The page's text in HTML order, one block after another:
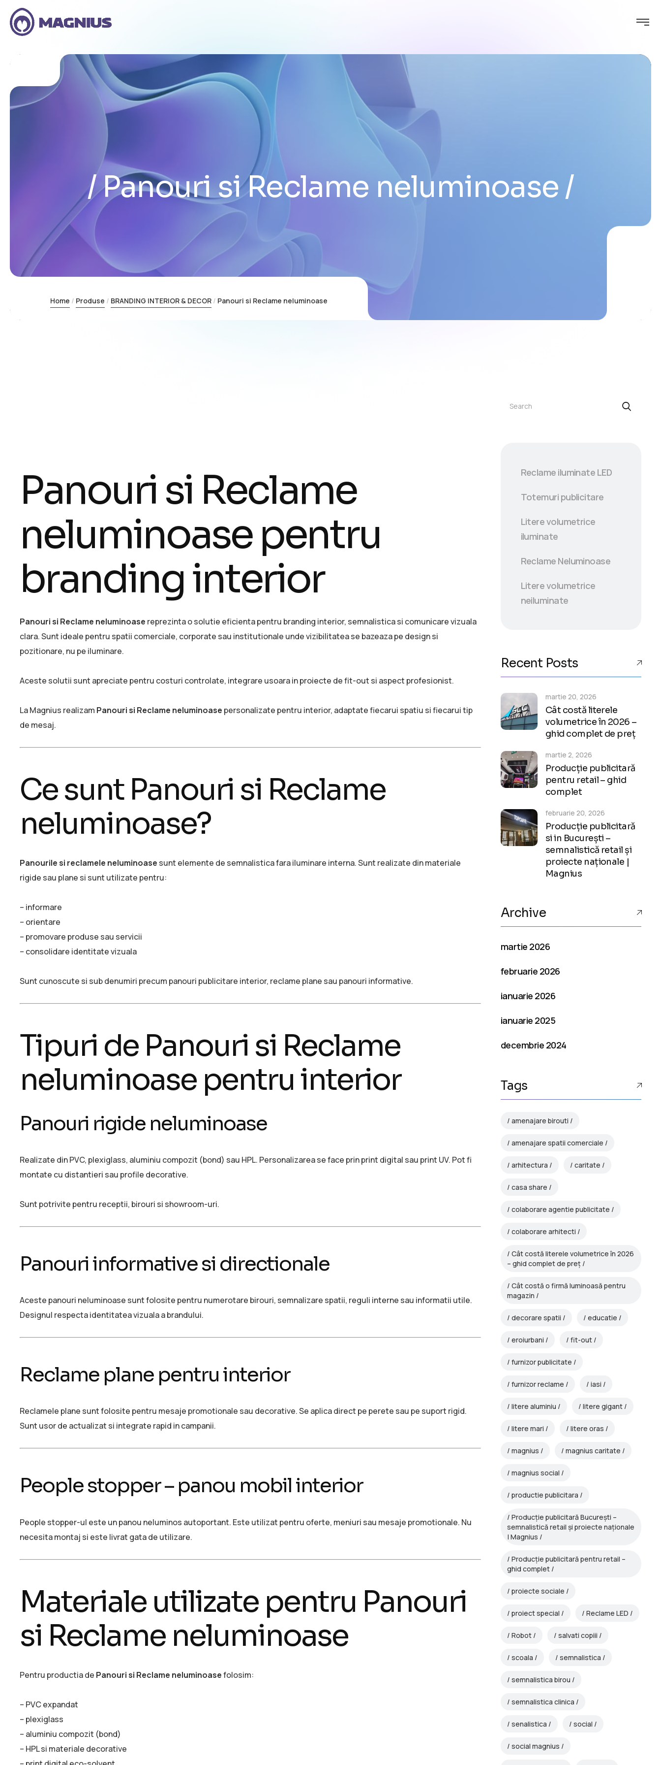
Panouri si Reclame neluminoase
Home Produse BRANDING INTERIOR & DECOR Panouri si Reclame neluminoase
Panouri si Reclame
neluminoase pentru
branding interior
Panouri si Reclame neluminoase reprezinta o solutie eficienta pentru branding interior, semnalistica si comunicare vizuala
clara. Sunt ideale pentru spatii comerciale, corporate sau institutionale unde vizibilitatea se bazeaza pe design si
pozitionare, nu pe iluminare.
Aceste solutii sunt apreciate pentru costuri controlate, integrare usoara in proiecte de fit-out si aspect profesionist.
La Magnius realizam Panouri si Reclame neluminoase personalizate pentru interior, adaptate fiecarui spatiu si fiecarui tip
de mesaj.
Ce sunt Panouri si Reclame
neluminoase?
Panourile si reclamele neluminoase sunt elemente de semnalistica fara iluminare interna. Sunt realizate din materiale
rigide sau plane si sunt utilizate pentru:
– informare
– orientare
– promovare produse sau servicii
– consolidare identitate vizuala
Sunt cunoscute si sub denumiri precum panouri publicitare interior, reclame plane sau panouri informative.
Tipuri de Panouri si Reclame
neluminoase pentru interior
Panouri rigide neluminoase
Realizate din PVC, plexiglass, aluminiu compozit (bond) sau HPL. Personalizarea se face prin print digital sau print UV. Pot fi
montate cu distantieri sau profile decorative.
Sunt potrivite pentru receptii, birouri si showroom-uri.
Panouri informative si directionale
Aceste panouri neluminoase sunt folosite pentru numerotare birouri, semnalizare spatii, reguli interne sau informatii utile.
Designul respecta identitatea vizuala a brandului.
Reclame plane pentru interior
Reclamele plane sunt folosite pentru mesaje promotionale sau decorative. Se aplica direct pe perete sau pe suport rigid.
Sunt usor de actualizat si integrate rapid in campanii.
People stopper – panou mobil interior
People stopper-ul este un panou neluminos autoportant. Este utilizat pentru oferte, meniuri sau mesaje promotionale. Nu
necesita montaj si este livrat gata de utilizare.
Materiale utilizate pentru Panouri
si Reclame neluminoase
Pentru productia de Panouri si Reclame neluminoasefolosim:
– PVC expandat
– plexiglass
– aluminiu compozit (bond)
– HPL si materiale decorative
Reclame iluminate LED
Totemuri publicitare
Litere volumetrice
iluminate
Reclame Neluminoase
Litere volumetrice
neiluminate
Recent Posts
Cât costă literele
volumetrice în 2026 –
ghid complet de preț
martie 20, 2026
Producție publicitară
pentru retail – ghid
complet
martie 2, 2026
Producție publicitară
si in București –
semnalistică retail și
proiecte naționale |
Magnius
februarie 20, 2026
Archive
martie 2026
februarie 2026
ianuarie 2026
ianuarie 2025
decembrie 2024
Tags
amenajare birouti
amenajare spatii comerciale
arhitectura caritate
casa share
colaborare agentie publicitate
colaborare arhitecti
Cât costă literele volumetrice în 2026
– ghid complet de preț
Cât costă o firmă luminoasă pentru
magazin
decorare spatii educatie
eroiurbani fit-out
furnizor publicitate
furnizor reclame iasi
litere aluminiu litere gigant
litere mari litere oras
magnius magnius caritate
magnius social
productie publicitara
Producție publicitară București –
semnalistică retail și proiecte naționale
| Magnius
Producție publicitară pentru retail –
ghid complet
proiecte sociale
proiect special Reclame LED
Robot salvati copiii
scoala semnalistica
semnalistica birou
semnalistica clinica
senalistica social
social magnius